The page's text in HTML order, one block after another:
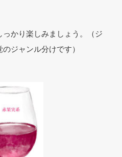
かり楽しみましょう。
（ジ
ジャンル分けです）